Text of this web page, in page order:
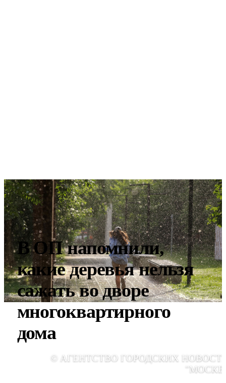
В ОП напомнили,
какие деревья нельзя
сажать во дворе
многоквартирного
дома
© АГЕНТСТВО ГОРОДСКИХ